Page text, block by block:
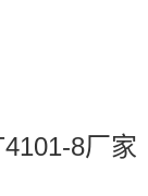
8厂家